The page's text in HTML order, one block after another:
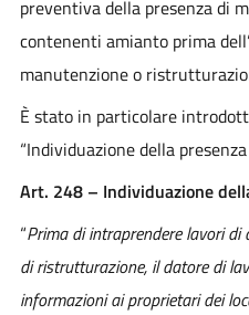
preventiva della presenza di
contenenti amianto prima
manutenzione o
È stato in particolare
“Individuazione della
Art. 248 – Individuazione
“Prima di intraprendere lavori di
di ristrutturazione, il datore di
informazioni ai proprietari dei